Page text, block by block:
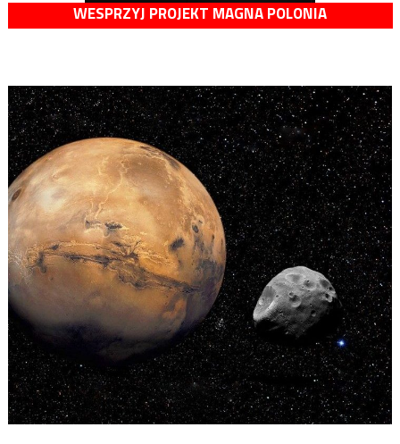
WESPRZYJ PROJEKT MAGNA POLONIA